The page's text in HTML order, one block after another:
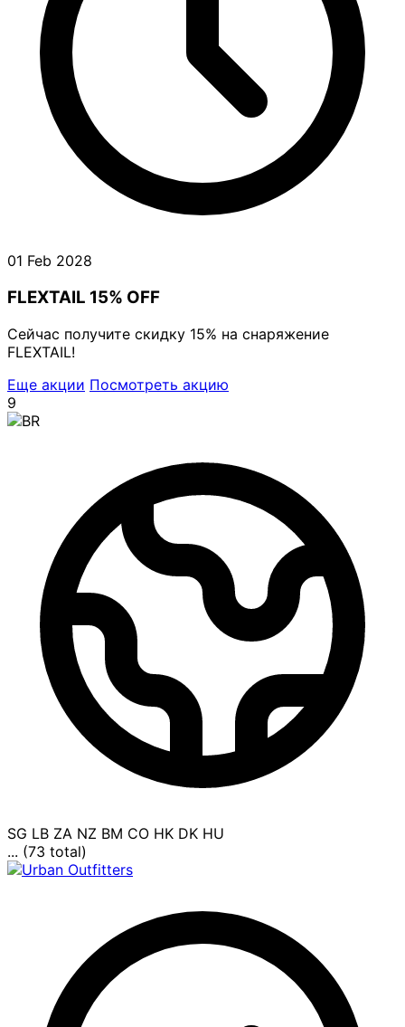
01 Feb 2028
FLEXTAIL 15% OFF
Сейчас получите скидку 15% на снаряжение
FLEXTAIL!
Еще акции Посмотреть акцию
9
SG LB ZA NZ BM CO HK DK HU
... (73 total)